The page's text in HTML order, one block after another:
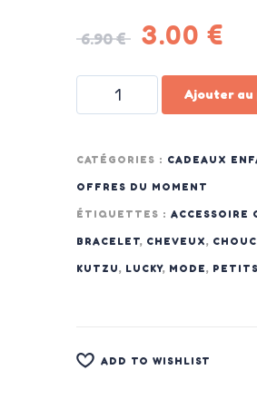
6.90€ 3.00€
Ajouter au
CATÉGORIES : CADEAUX
OFFRES DU MOMENT
ÉTIQUETTES : ACCESSOIRE
BRACELET, CHEVEUX,
KUTZU, LUCKY, MODE,
ADD TO WISHLIST